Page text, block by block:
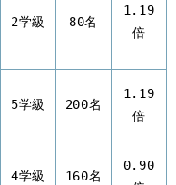
2学級 80名
1.19
倍
5学級 200名
1.19
倍
4学級 160名
0.90